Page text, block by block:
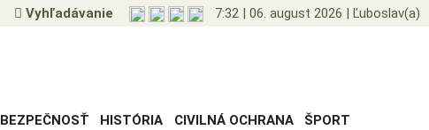
Vyhľadávanie 7:32 | 06. august 2026 | Ľuboslav(a)
BEZPEČNOSŤ HISTÓRIA CIVILNÁ OCHRANA ŠPORT